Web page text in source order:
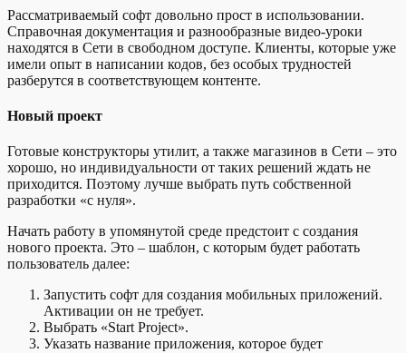
Рассматриваемый софт довольно прост в использовании.
Справочная документация и разнообразные видео-уроки
находятся в Сети в свободном доступе. Клиенты, которые уже
имели опыт в написании кодов, без особых трудностей
разберутся в соответствующем контенте.
Новый проект
Готовые конструкторы утилит, а также магазинов в Сети – это
хорошо, но индивидуальности от таких решений ждать не
приходится. Поэтому лучше выбрать путь собственной
разработки «с нуля».
Начать работу в упомянутой среде предстоит с создания
нового проекта. Это – шаблон, с которым будет работать
пользователь далее:
Запустить софт для создания мобильных приложений.
Активации он не требует.
Выбрать «Start Project».
Указать название приложения, которое будет